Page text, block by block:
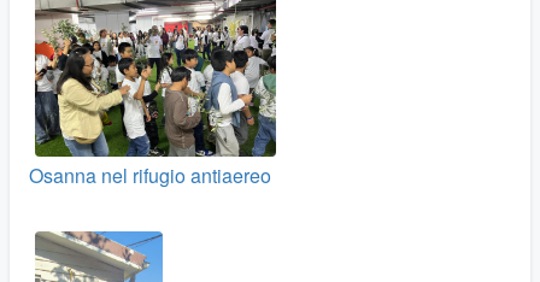
Osanna nel rifugio antiaereo